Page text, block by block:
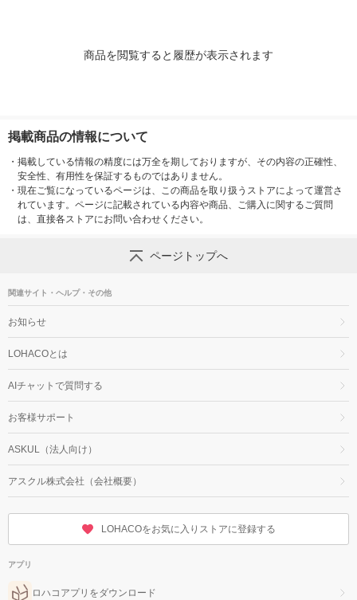
商品を閲覧すると履歴が表示されます
掲載商品の情報について
・ 掲載している情報の精度には万全を期しておりますが、その内容の正確性、
安全性、有用性を保証するものではありません。
・ 現在ご覧になっているページは、この商品を取り扱うストアによって運営さ
れています。ページに記載されている内容や商品、ご購入に関するご質問
は、直接各ストアにお問い合わせください。
ページトップへ
関連サイト・ヘルプ・その他
お知らせ
LOHACOとは
AIチャットで質問する
お客様サポート
ASKUL（法人向け）
アスクル株式会社（会社概要）
LOHACOをお気に入りストアに登録する
アプリ
ロハコアプリをダウンロード